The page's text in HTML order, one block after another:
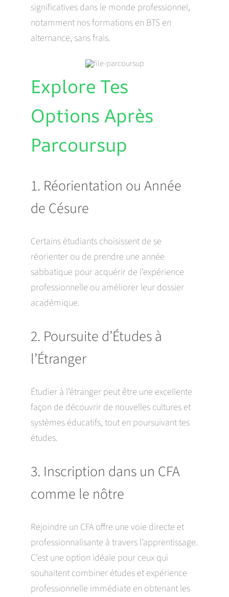
significatives dans le monde professionnel,
notamment nos formations en BTS en
alternance, sans frais.
Explore Tes
Options Après
Parcoursup
1. Réorientation ou Année
de Césure
Certains étudiants choisissent de se
réorienter ou de prendre une année
sabbatique pour acquérir de l’expérience
professionnelle ou améliorer leur dossier
académique.
2. Poursuite d’Études à
l’Étranger
Étudier à l’étranger peut être une excellente
façon de découvrir de nouvelles cultures et
systèmes éducatifs, tout en poursuivant tes
études.
3. Inscription dans un CFA
comme le nôtre
Rejoindre un CFA offre une voie directe et
professionnalisante à travers l’apprentissage.
C’est une option idéale pour ceux qui
souhaitent combiner études et expérience
professionnelle immédiate en obtenant les